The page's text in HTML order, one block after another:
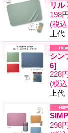
リル
198
(税込
上代
シン
6]
228
(税込
上代
298